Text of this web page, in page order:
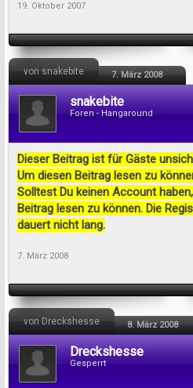
19. Oktober 2007
von snakebite 7. März 2008
snakebite
Foren - Hangaround
Dieser Beitrag ist für Gäste
Um diesen Beitrag lesen zu
Solltest Du keinen Account haben,
Beitrag lesen zu können. Die
dauert nicht lang.
7. März 2008
von Dreckshesse 8. März 2008
Dreckshesse
Gesperrt